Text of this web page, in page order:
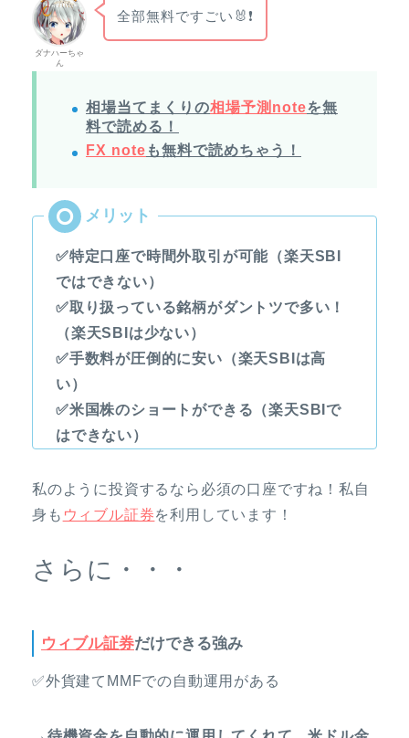
ダナハーちゃ
ん
全部無料ですごい🐰❗
相場当てまくりの相場予測noteを無
料で読める！
FX note も無料で読めちゃう！
✅特定口座で時間外取引が可能（楽天SBI
ではできない）
✅取り扱っている銘柄がダントツで多い！
（楽天SBIは少ない）
✅手数料が圧倒的に安い（楽天SBIは高
い）
✅米国株のショートができる（楽天SBIで
はできない）
私のように投資するなら必須の口座ですね！私自
身も ウィブル証券を利用しています！
さらに・・・
ウィブル証券だけできる強み
✅外貨建てMMFでの自動運用がある